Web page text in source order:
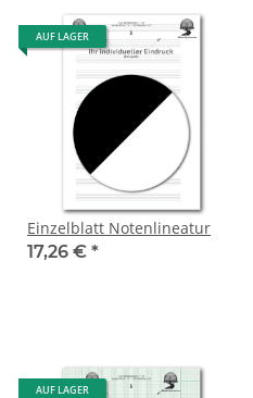
AUF LAGER
Einzelblatt Notenlineatur
17,26 € *
AUF LAGER